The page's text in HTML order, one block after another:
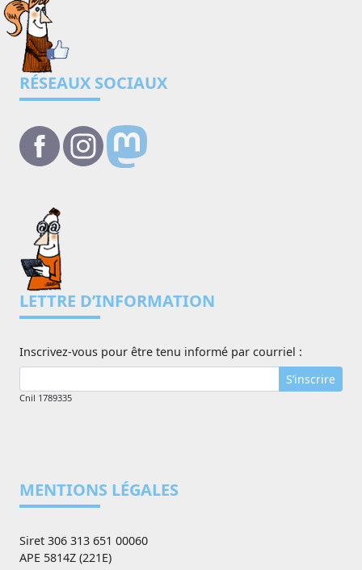
RÉSEAUX SOCIAUX
LETTRE D’INFORMATION
Inscrivez-vous pour être tenu informé par courriel :
S’inscrire
Cnil 1789335
MENTIONS LÉGALES
Siret 306 313 651 00060
APE 5814Z (221E)